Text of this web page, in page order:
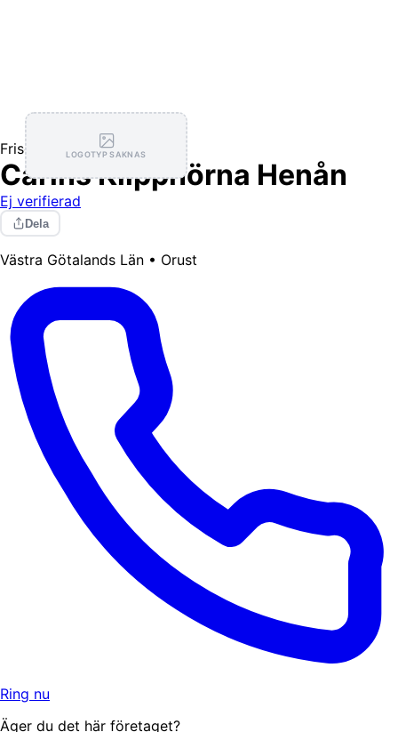
LOGOTYP SAKNAS
Frisörer
Carins Klipphörna Henån
Ej verifierad
Dela
Västra Götalands Län • Orust
Ring nu
Äger du det här företaget?